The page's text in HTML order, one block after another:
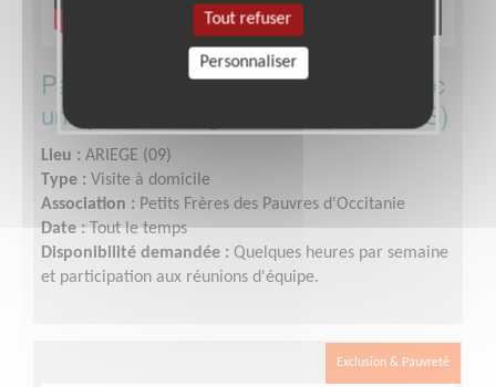
Partagez des moments précieux avec
une personne âgée isolée (PAMIERS)
Lieu : ARIEGE (09)
Type : Visite à domicile
Association : Petits Frères des Pauvres d'Occitanie
Date : Tout le temps
Disponibilité demandée : Quelques heures par semaine
et participation aux réunions d'équipe.
Exclusion & Pauvreté
Tout refuser
Personnaliser